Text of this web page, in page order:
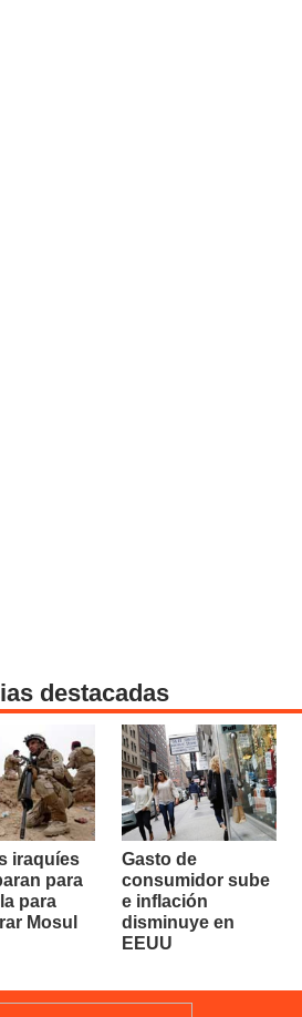
destacadas
iraquíes
para
para
Mosul
Gasto de
consumidor sube
e inflación
disminuye en
EEUU